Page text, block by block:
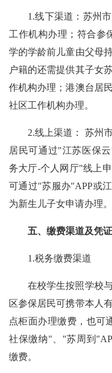
1.线下渠道：苏州
工作机构办理；符合参
学的学龄前儿童由父母
户籍的还需提供其子女
作机构办理；港澳台居
社区工作机构办理。
2.线上渠道： 苏州
居民可通过"江苏医保
务大厅-个人网厅"线上
可通过"苏服办"APP或
为新生儿子女申请办理。
五、缴费渠道及凭
1.税务缴费渠道
在校学生按照学校
区参保居民可携带本人
点柜面办理缴费，也可
社保缴纳"、"苏周到
缴费。